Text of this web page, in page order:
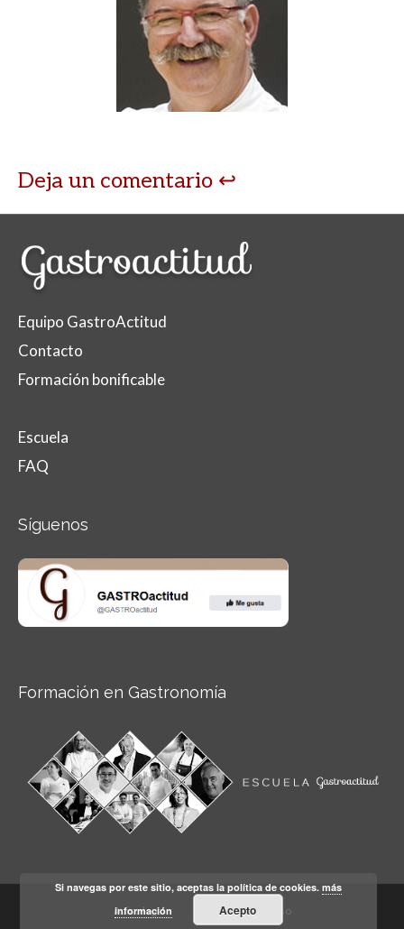
Deja un comentario
Equipo GastroActitud
Contacto
Formación bonificable
Escuela
FAQ
Síguenos
Formación en Gastronomía
Aviso legal Condiciones de Uso
Si navegas por este sitio, aceptas la política de cookies.más
información
Acepto